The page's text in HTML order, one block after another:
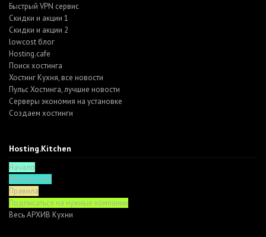
Быстрый VPN сервис
Скидки и акции 1
Скидки и акции 2
lowcost блог
Hosting.cafe
Поиск хостинга
Хостинг Кухня, все новости
Пульс Хостинга, лучшие новости
Серверы экономия на установке
Создаем хостинги
Hosting.Kitchen
Начало
Функционал
Правила
Подписаться на нужные компании
Весь АРХИВ Кухни